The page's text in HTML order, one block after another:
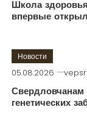
Школа
впервые
Новости
05.08.2026
Свердловчанам
генетических